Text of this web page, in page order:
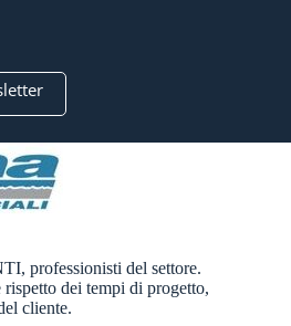
professionisti del settore.
dei tempi di progetto,
cliente.